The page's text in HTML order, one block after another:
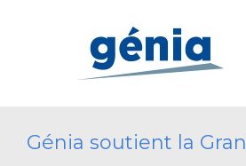
Génia soutient la